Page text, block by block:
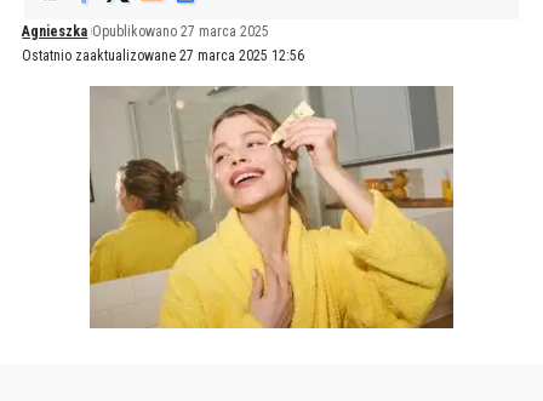
Ostatnio zaaktualizowane 27 marca 2025 12:56
Agnieszka Opublikowano 27 marca 2025